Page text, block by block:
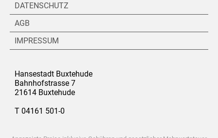
DATENSCHUTZ
AGB
IMPRESSUM
Hansestadt Buxtehude
Bahnhofstrasse 7
21614 Buxtehude
T 04161 501-0